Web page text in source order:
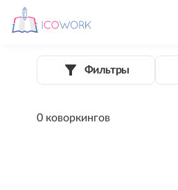
filter_list_alt Фильтры
0 коворкингов